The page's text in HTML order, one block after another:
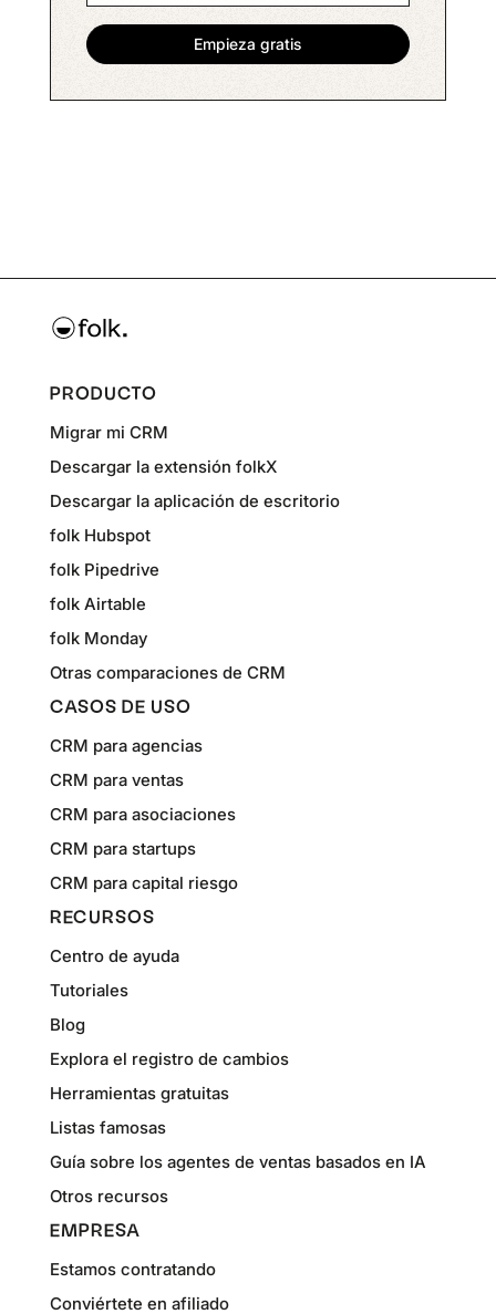
PRODUCTO
Migrar mi CRM
Descargar la extensión folkX
Descargar la aplicación de escritorio
folk Hubspot
folk Pipedrive
folk Airtable
folk Monday
Otras comparaciones de CRM
CASOS DE USO
CRM para agencias
CRM para ventas
CRM para asociaciones
CRM para startups
CRM para capital riesgo
RECURSOS
Centro de ayuda
Tutoriales
Blog
Explora el registro de cambios
Herramientas gratuitas
Listas famosas
Guía sobre los agentes de ventas basados en IA
Otros recursos
EMPRESA
Estamos contratando
Conviértete en afiliado